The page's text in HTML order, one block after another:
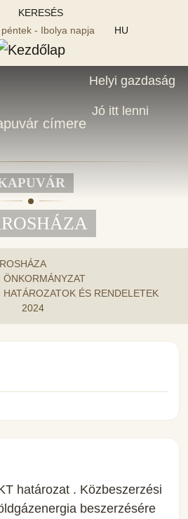
KERESÉS
- Ibolya napja
HU
Helyi gazdaság
Jó itt lenni
ÖNKORMÁNYZAT
ÉS RENDELETEK
2024
határozat . Közbeszerzési
beszerzésére